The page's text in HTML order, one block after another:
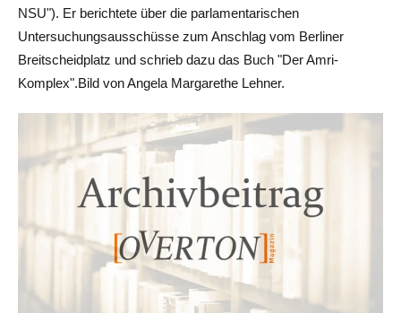
NSU"). Er berichtete über die parlamentarischen
Untersuchungsausschüsse zum Anschlag vom Berliner
Breitscheidplatz und schrieb dazu das Buch "Der Amri-
Komplex".Bild von Angela Margarethe Lehner.